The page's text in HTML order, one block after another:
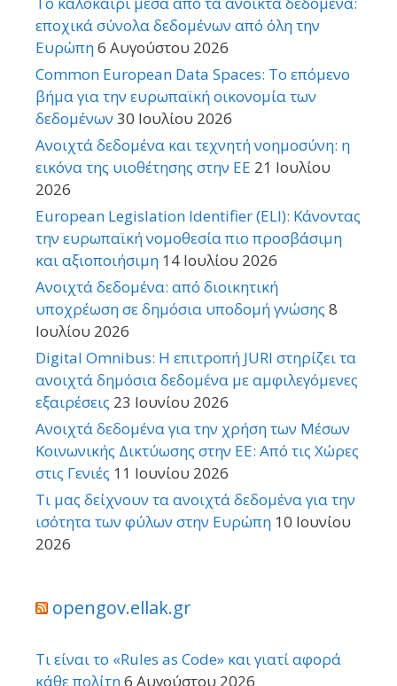
εποχικά σύνολα δεδομένων από όλη την
Ευρώπη6 Αυγούστου 2026
Common European Data Spaces: Το επόμενο
βήμα για την ευρωπαϊκή οικονομία των
δεδομένων 30 Ιουλίου 2026
Ανοιχτά δεδομένα και τεχνητή νοημοσύνη: η
εικόνα της υιοθέτησης στην ΕΕ 21 Ιουλίου
2026
European Legislation Identifier (ELI): Κάνοντας
την ευρωπαϊκή νομοθεσία πιο προσβάσιμη
και αξιοποιήσιμη 14 Ιουλίου 2026
Ανοιχτά δεδομένα: από διοικητική
υποχρέωση σε δημόσια υποδομή γνώσης 8
Ιουλίου 2026
Digital Omnibus: Η επιτροπή JURI στηρίζει τα
ανοιχτά δημόσια δεδομένα με αμφιλεγόμενες
εξαιρέσεις 23 Ιουνίου 2026
Ανοιχτά δεδομένα για την χρήση των Μέσων
Κοινωνικής Δικτύωσης στην ΕΕ: Από τις Χώρες
στις Γενιές 11 Ιουνίου 2026
Τι μας δείχνουν τα ανοιχτά δεδομένα για την
ισότητα των φύλων στην Ευρώπη 10 Ιουνίου
2026
opengov.ellak.gr
Τι είναι το «Rules as Code» και γιατί αφορά
κάθε πολίτη6 Αυγούστου 2026